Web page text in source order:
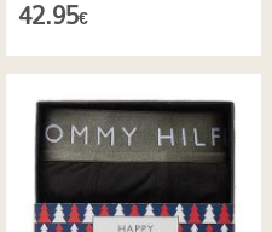
42.95€